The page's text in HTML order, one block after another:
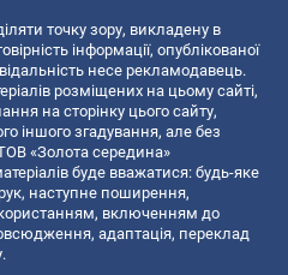
точку зору, викладену в
інформації, опублікованої
несе рекламодавець.
розміщених на цьому сайті,
на сторінку цього сайту,
іншого згадування, але без
«Золота середина»
буде вважатися: будь-яке
наступне поширення,
включенням до
адаптація, переклад